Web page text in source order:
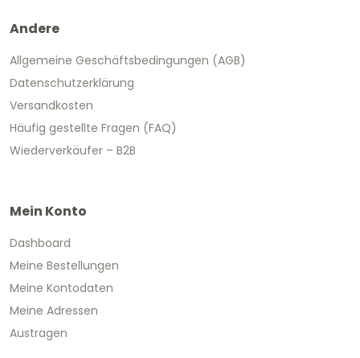
Andere
Allgemeine Geschäftsbedingungen (AGB)
Datenschutzerklärung
Versandkosten
Häufig gestellte Fragen (FAQ)
Wiederverkäufer – B2B
Mein Konto
Dashboard
Meine Bestellungen
Meine Kontodaten
Meine Adressen
Austragen